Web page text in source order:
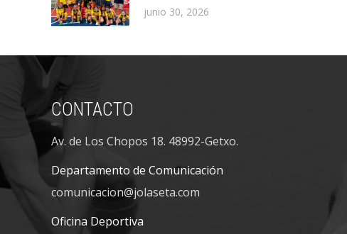
junio 30, 2026
CONTACTO
Av. de Los Chopos 18. 48992-Getxo.
Departamento de Comunicación
comunicacion@jolaseta.com
Oficina Deportiva